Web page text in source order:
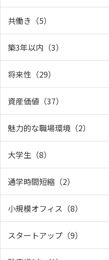
共働き（5）
築3年以内（3）
将来性（29）
資産価値（37）
魅力的な職場環境（2）
大学生（8）
通学時間短縮（2）
小規模オフィス（8）
スタートアップ（9）